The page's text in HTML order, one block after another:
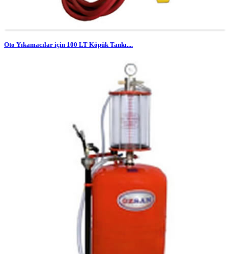
Oto Yıkamacılar için 100 LT Köpük Tankı....